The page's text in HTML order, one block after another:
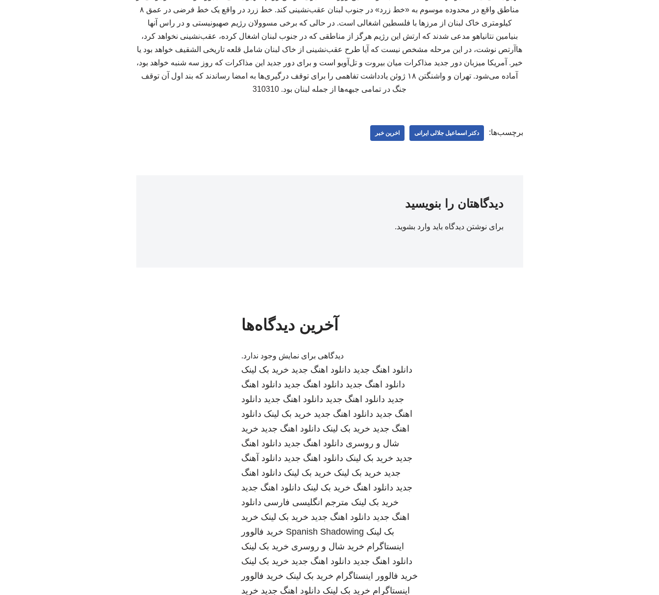
مناطق واقع در محدوده موسوم به «خط زرد» در جنوب لبنان عقب‌نشینی کند. خط زرد در واقع یک خط فرضی در عمق ۸
کیلومتری خاک لبنان از مرزها با فلسطین اشغالی است. در حالی که برخی مسوولان رژیم صهیونیستی و در راس آنها
بنیامین نتانیاهو مدعی شدند که ارتش این رژیم هرگز از مناطقی که در جنوب لبنان اشغال کرده، عقب‌نشینی نخواهد کرد،
هاآرتص نوشت، در این مرحله مشخص نیست که آیا طرح عقب‌نشینی از خاک لبنان شامل قلعه تاریخی الشقیف خواهد بود یا
خیر. آمریکا میزبان دور جدید مذاکرات میان بیروت و تل‌آویو است و برای دور جدید این مذاکرات که روز سه شنبه خواهد بود،
آماده می‌شود. تهران و واشنگتن ۱۸ ژوئن یادداشت تفاهمی را برای توقف درگیری‌ها به امضا رساندند که بند اول آن توقف
جنگ در تمامی جبهه‌ها از جمله لبنان بود. 310310
برچسب‌ها: دکتر اسماعیل جلالی ایرانی اخرین خبر
دیدگاهتان را بنویسید
برای نوشتن دیدگاه باید وارد بشوید.
آخرین دیدگاه‌ها
دیدگاهی برای نمایش وجود ندارد.
دانلود اهنگ جدید دانلود اهنگ جدید خرید بک لینک
دانلود اهنگ جدید دانلود اهنگ جدید دانلود اهنگ
جدید دانلود اهنگ جدید دانلود اهنگ جدید دانلود
اهنگ جدید دانلود اهنگ جدید خرید بک لینک دانلود
اهنگ جدید خرید بک لینک دانلود اهنگ جدید خرید
شال و روسری دانلود اهنگ جدید دانلود اهنگ
جدید خرید بک لینک دانلود اهنگ جدید دانلود آهنگ
جدید خرید بک لینک خرید بک لینک دانلود اهنگ
جدید دانلود اهنگ خرید بک لینک دانلود اهنگ جدید
خرید بک لینک مترجم انگلیسی فارسی دانلود
اهنگ جدید دانلود اهنگ جدید خرید بک لینک خرید
بک لینک Spanish Shadowing خرید فالوور
اینستاگرام خرید شال و روسری خرید بک لینک
دانلود اهنگ جدید دانلود اهنگ جدید خرید بک لینک
خرید فالوور اینستاگرام خرید بک لینک خرید فالوور
اینستاگرام خرید بک لینک دانلود اهنگ جدید خرید